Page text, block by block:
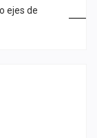
ejes de